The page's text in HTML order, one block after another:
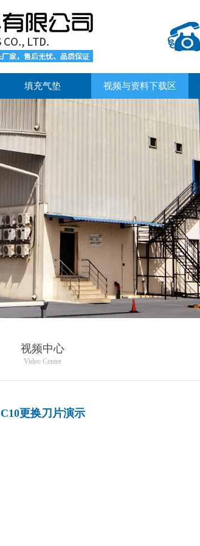
填充气垫 视频与资料下载区
视频中心
Video Center
C10更换刀片演示